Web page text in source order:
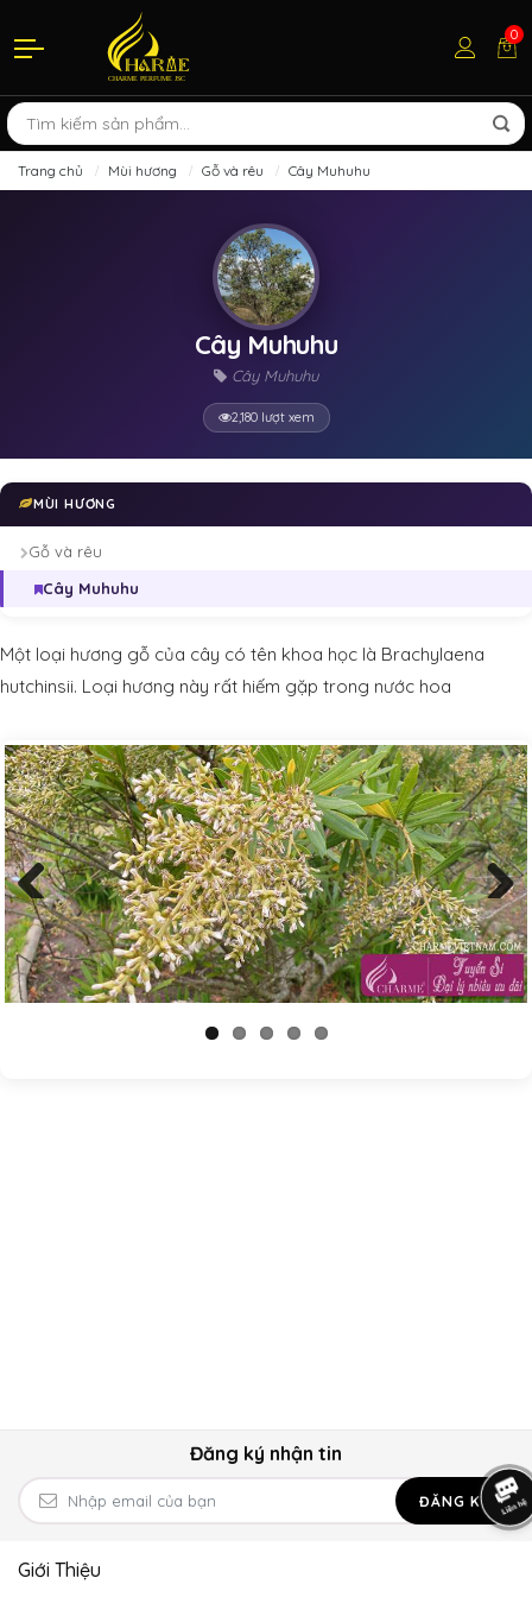
0
Trang chủ Mùi hương Gỗ và rêu Cây Muhuhu
Cây Muhuhu
Cây Muhuhu
2,180 lượt xem
MÙI HƯƠNG
Gỗ và rêu
Cây Muhuhu
Một loại hương gỗ của cây có tên khoa học là Brachylaena
hutchinsii. Loại hương này rất hiếm gặp trong nước hoa
Previous Next
Đăng ký nhận tin
ĐĂNG KÝ
Giới Thiệu